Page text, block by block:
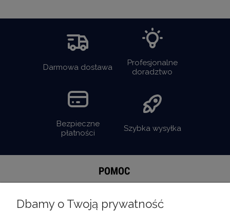
Darmowa dostawa
Profesjonalne
doradztwo
Bezpieczne
płatności
Szybka wysyłka
POMOC
MOJE KONTO
Dbamy o Twoją prywatność